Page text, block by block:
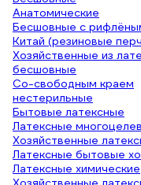
Анатомические
Бесшовные с
Китай (резиновые
Хозяйственные из
бесшовные
Со-свободным краем
нестерильные
Бытовые латексные
Латексные
Хозяйственные
Латексные бытовые
Латексные химические